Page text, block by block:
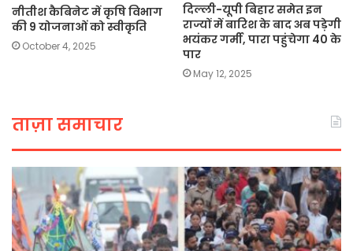
नीतीश कैबिनेट में कृषि विभाग
की 9 योजनाओं को स्वीकृति
October 4, 2025
दिल्ली-यूपी बिहार समेत इन
राज्यों में बारिश के बाद अब पड़ेगी
भयंकर गर्मी, पारा पहुंचेगा 40 के
पार
May 12, 2025
ताज़ा समाचार